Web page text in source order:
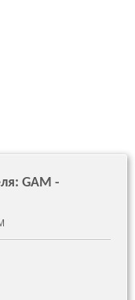
GAM -